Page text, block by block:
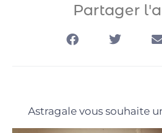
Partager
Astragale vous souhaite